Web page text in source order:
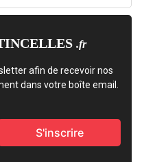
.fr
afin de recevoir nos
dans votre boîte email.
S'inscrire